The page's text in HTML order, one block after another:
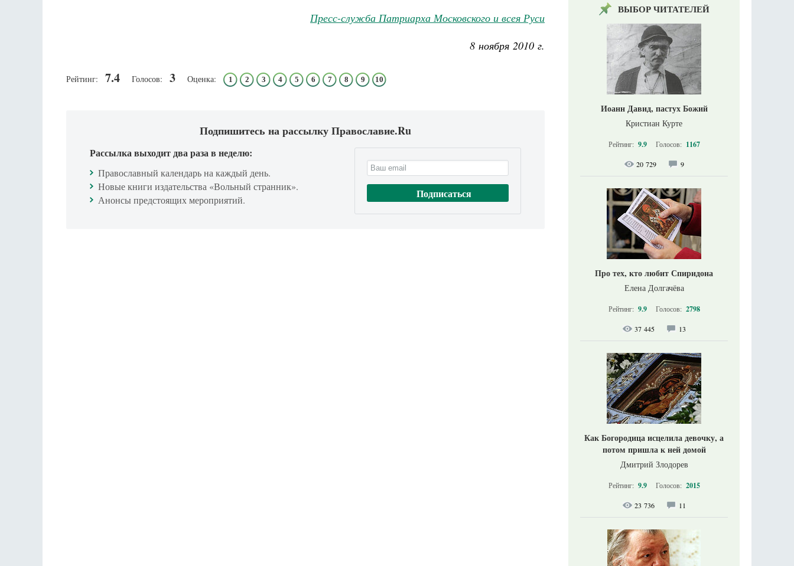
Пресс-служба Патриарха Московского и всея Руси
8 ноября 2010 г.
Рейтинг: 7.4 Голосов: 3 Оценка: 1 2 3 4 5 6 7 8 9 10
Подпишитесь на рассылку Православие.Ru
Рассылка выходит два раза в неделю:
Православный календарь на каждый день.
Новые книги издательства «Вольный странник».
Анонсы предстоящих мероприятий.
ВЫБОР ЧИТАТЕЛЕЙ
Иоанн Давид, пастух Божий
Кристиан Курте
Рейтинг: 9.9 Голосов: 1167
20 729 9
Про тех, кто любит Спиридона
Елена Долгачёва
Рейтинг: 9.9 Голосов: 2798
37 445 13
Как Богородица исцелила девочку, а
потом пришла к ней домой
Дмитрий Злодорев
Рейтинг: 9.9 Голосов: 2015
23 736 11